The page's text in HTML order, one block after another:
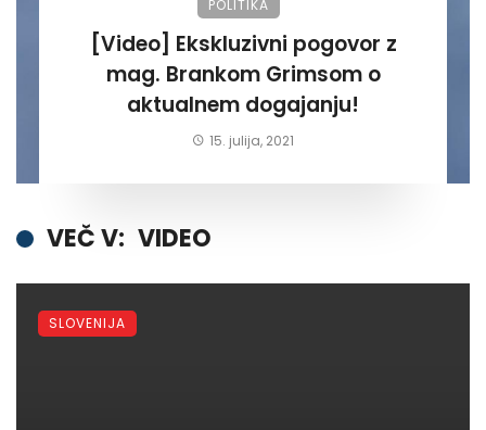
POLITIKA
[Video] Ekskluzivni pogovor z
mag. Brankom Grimsom o
aktualnem dogajanju!
15. julija, 2021
VEČ V: VIDEO
SLOVENIJA